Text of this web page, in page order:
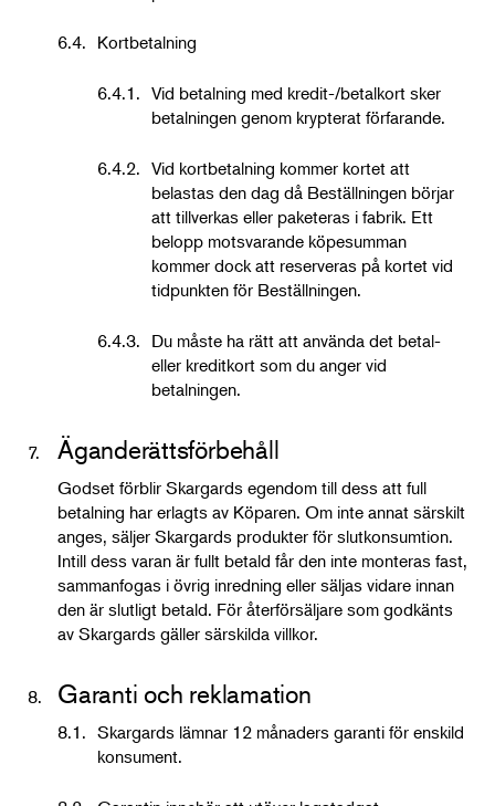
6.4. Kortbetalning
6.4.1. Vid betalning med kredit-/betalkort sker
betalningen genom krypterat förfarande.
6.4.2. Vid kortbetalning kommer kortet att
belastas den dag då Beställningen börjar
att tillverkas eller paketeras i fabrik. Ett
belopp motsvarande köpesumman
kommer dock att reserveras på kortet vid
tidpunkten för Beställningen.
6.4.3. Du måste ha rätt att använda det betal-
eller kreditkort som du anger vid
betalningen.
7. Äganderättsförbehåll
Godset förblir Skargards egendom till dess att full
betalning har erlagts av Köparen. Om inte annat särskilt
anges, säljer Skargards produkter för slutkonsumtion.
Intill dess varan är fullt betald får den inte monteras fast,
sammanfogas i övrig inredning eller säljas vidare innan
den är slutligt betald. För återförsäljare som godkänts
av Skargards gäller särskilda villkor.
8. Garanti och reklamation
8.1. Skargards lämnar 12 månaders garanti för enskild
konsument.